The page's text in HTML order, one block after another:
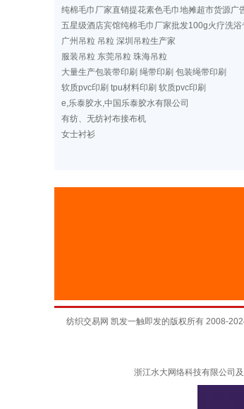
纯棉毛巾厂家直销提花素色毛巾地摊超市货源广
五星级酒店宾馆纯棉毛巾厂家批发100g火疗洗
广州吊粒 吊粒 深圳吊粒生产家
服装吊粒 东莞吊粒 珠海吊粒
大量生产包装带印刷 绳带印刷 包装绳带印刷
软质pvc印刷 tpu材料印刷 软质pvc印刷
e,乐泰胶水,中国乐泰胶水有限公司
有纺、无纺衬布接布机
女士衬衫
纺织交易网 凯发一触即发的版权所有 2008-
浙江水大网络科技有限公司